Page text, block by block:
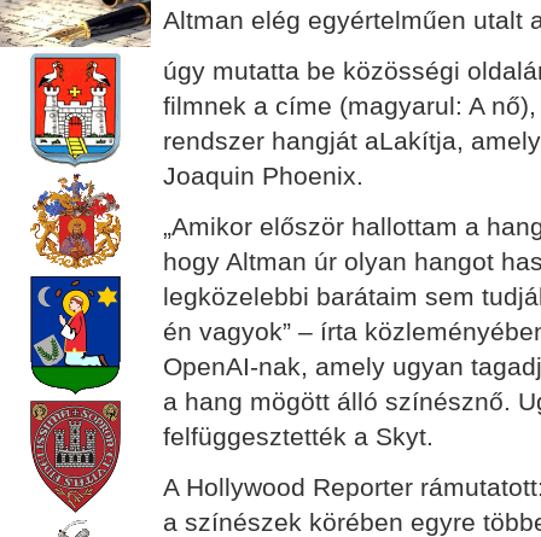
Altman elég egyértelműen utalt
úgy mutatta be közösségi
filmnek a címe (magyarul: A
rendszer hangját aLakítja,
Joaquin Phoenix.
„Amikor először hallottam a
hogy Altman úr olyan hangot
legközelebbi barátaim sem
én vagyok” – írta
OpenAI-nak, amely ugyan
a hang mögött álló színésznő.
felfüggesztették a Skyt.
A Hollywood Reporter
a színészek körében egyre